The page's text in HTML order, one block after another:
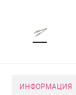
ИНФОРМАЦИЯ